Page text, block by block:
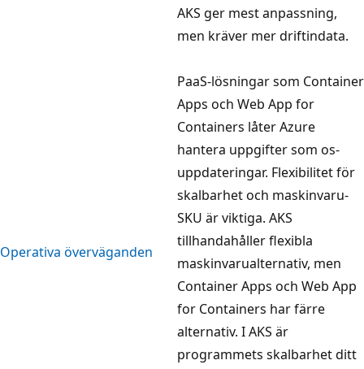
Operativa överväganden
AKS ger mest anpassning,
men kräver mer driftindata.
PaaS-lösningar som Container
Apps och Web App for
Containers låter Azure
hantera uppgifter som os-
uppdateringar. Flexibilitet för
skalbarhet och maskinvaru-
SKU är viktiga. AKS
tillhandahåller flexibla
maskinvarualternativ, men
Container Apps och Web App
for Containers har färre
alternativ. I AKS är
programmets skalbarhet ditt